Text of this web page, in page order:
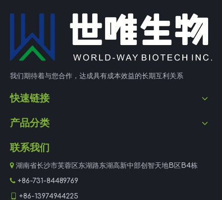
我们期待着与您合作，达成具有成本效益的长期互利关系
快速链接
产品分类
联系我们
 湖南省长沙市芙蓉区东湖路东湖高新中部创智天地B区B4栋
 +86-731-84489769
+86-13974944225